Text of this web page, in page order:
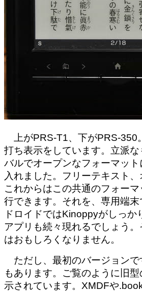
上がPRS-T1、下がPRS-350
打ち表示をしています。立派
バルでオープンなフォーマッ
入れました。フリーテキスト
これからはこの共通のフォー
行できます。それを、専用端
ドロイドではKinoppyがしっ
アプリも続々現れるでしょう
はおもしろくなりません。
ただし、最初のバージョン
もあります。ご覧のように旧
示されています。XMDFや